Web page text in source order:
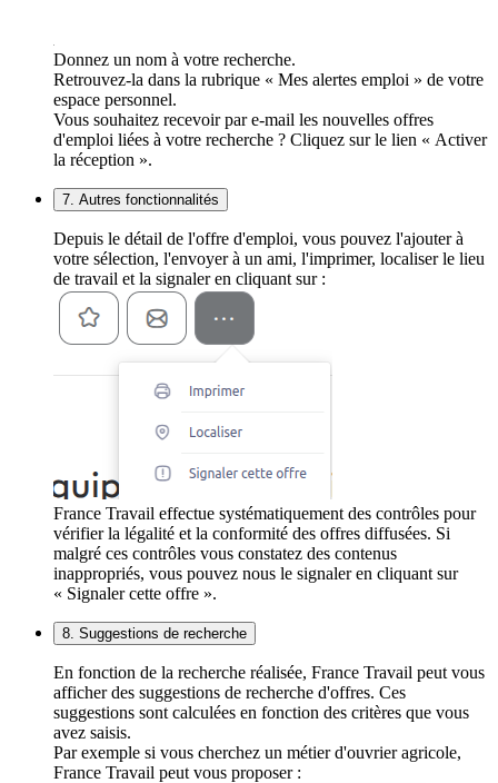
Donnez un nom à votre recherche.
Retrouvez-la dans la rubrique « Mes alertes emploi » de votre
espace personnel.
Vous souhaitez recevoir par e-mail les nouvelles offres
d'emploi liées à votre recherche ? Cliquez sur le lien « Activer
la réception ».
7. Autres fonctionnalités
Depuis le détail de l'offre d'emploi, vous pouvez l'ajouter à
votre sélection, l'envoyer à un ami, l'imprimer, localiser le lieu
de travail et la signaler en cliquant sur :
France Travail effectue systématiquement des contrôles pour
vérifier la légalité et la conformité des offres diffusées. Si
malgré ces contrôles vous constatez des contenus
inappropriés, vous pouvez nous le signaler en cliquant sur
« Signaler cette offre ».
8. Suggestions de recherche
En fonction de la recherche réalisée, France Travail peut vous
afficher des suggestions de recherche d'offres. Ces
suggestions sont calculées en fonction des critères que vous
avez saisis.
Par exemple si vous cherchez un métier d'ouvrier agricole,
France Travail peut vous proposer :